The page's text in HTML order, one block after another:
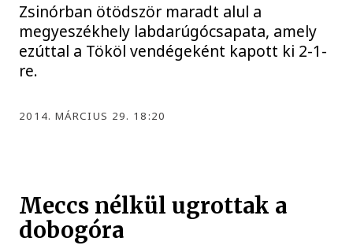
Zsinórban ötödször maradt alul a
megyeszékhely labdarúgócsapata, amely
ezúttal a Tököl vendégeként kapott ki 2-1-
re.
2014. MÁRCIUS 29. 18:20
Meccs nélkül ugrottak a
dobogóra